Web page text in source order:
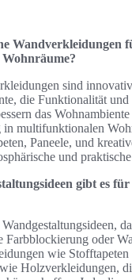
Wandverkleidungen
sind
die Funktionalität
das
multifunktionalen
Paneele, und
und
gibt es für
Farbblockierung oder
wie Stofftapeten
Holzverkleidungen,